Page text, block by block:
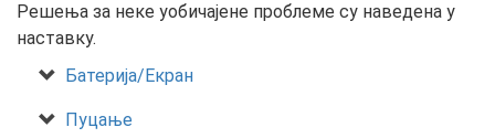
Решења за неке уобичајене проблеме су наведена у
наставку.
Батерија/Екран
Пуцање